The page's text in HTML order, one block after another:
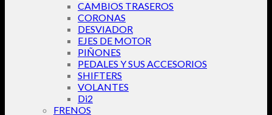
CAMBIOS TRASEROS
CORONAS
DESVIADOR
EJES DE MOTOR
PIÑONES
PEDALES Y SUS ACCESORIOS
SHIFTERS
VOLANTES
Di2
FRENOS